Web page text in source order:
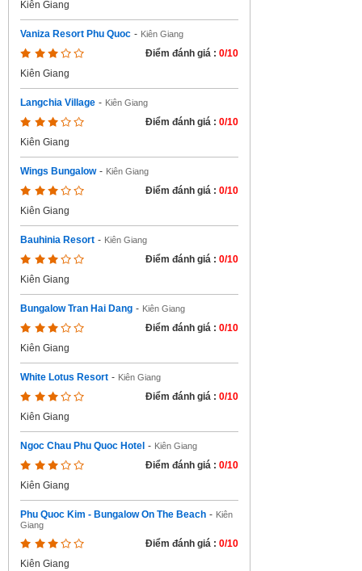
Kiên Giang
Vaniza Resort Phu Quoc - Kiên Giang
Điểm đánh giá : 0/10
Kiên Giang
Langchia Village - Kiên Giang
Điểm đánh giá : 0/10
Kiên Giang
Wings Bungalow - Kiên Giang
Điểm đánh giá : 0/10
Kiên Giang
Bauhinia Resort - Kiên Giang
Điểm đánh giá : 0/10
Kiên Giang
Bungalow Tran Hai Dang - Kiên Giang
Điểm đánh giá : 0/10
Kiên Giang
White Lotus Resort - Kiên Giang
Điểm đánh giá : 0/10
Kiên Giang
Ngoc Chau Phu Quoc Hotel - Kiên Giang
Điểm đánh giá : 0/10
Kiên Giang
Phu Quoc Kim - Bungalow On The Beach - Kiên
Giang
Điểm đánh giá : 0/10
Kiên Giang